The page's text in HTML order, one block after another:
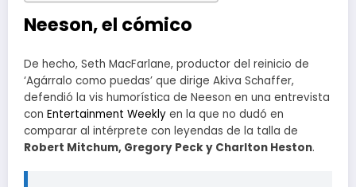
Neeson, el cómico
De hecho, Seth MacFarlane, productor del reinicio de
‘Agárralo como puedas’ que dirige Akiva Schaffer,
defendió la vis humorística de Neeson en una entrevista
con Entertainment Weekly en la que no dudó en
comparar al intérprete con leyendas de la talla de
Robert Mitchum, Gregory Peck y Charlton Heston.